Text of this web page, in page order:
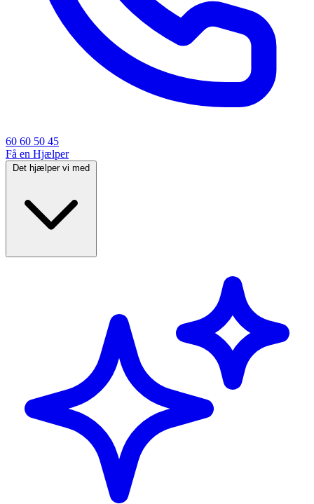
60 60 50 45
Få en Hjælper
Det hjælper vi med